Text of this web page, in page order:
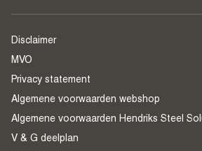
Disclaimer
MVO
Privacy statement
Algemene voorwaarden webshop
Algemene voorwaarden Hendriks Steel
V & G deelplan